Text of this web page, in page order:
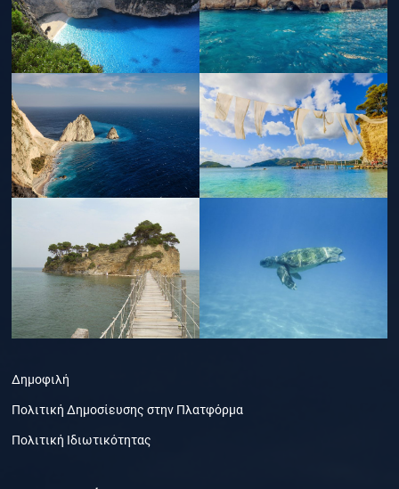
Δημοφιλή
Πολιτική Δημοσίευσης στην Πλατφόρμα
Πολιτική Ιδιωτικότητας